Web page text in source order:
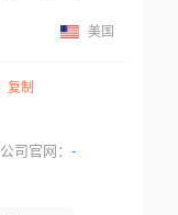
美国
复制
公司官网： -